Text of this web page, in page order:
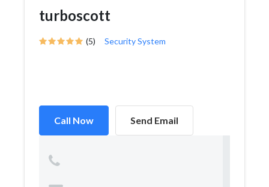
turboscott
(5) Security System
Call Now Send Email